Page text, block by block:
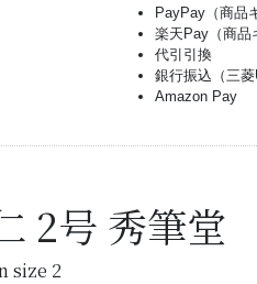
PayPay（商品
楽天Pay（商品
代引引換
銀行振込（三
Amazon Pay
2号 秀筆堂
size 2